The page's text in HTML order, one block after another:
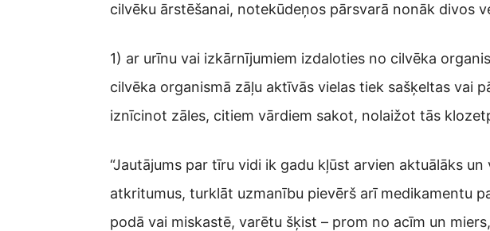
cilvēku ārstēšanai, notekūdeņos pārsvarā nonāk divos
1) ar urīnu vai izkārnījumiem izdaloties no cilvēka
cilvēka organismā zāļu aktīvās vielas tiek sašķeltas vai
iznīcinot zāles, citiem vārdiem sakot, nolaižot tās
“Jautājums par tīru vidi ik gadu kļūst arvien aktuālāks
atkritumus, turklāt uzmanību pievērš arī medikamentu
podā vai miskastē, varētu šķist – prom no acīm un